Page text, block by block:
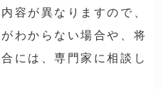
容が異なりますので、
わからない場合や、将
には、専門家に相談し